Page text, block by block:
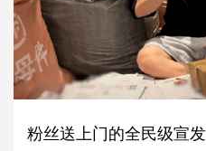
粉丝送上门的全民级宣